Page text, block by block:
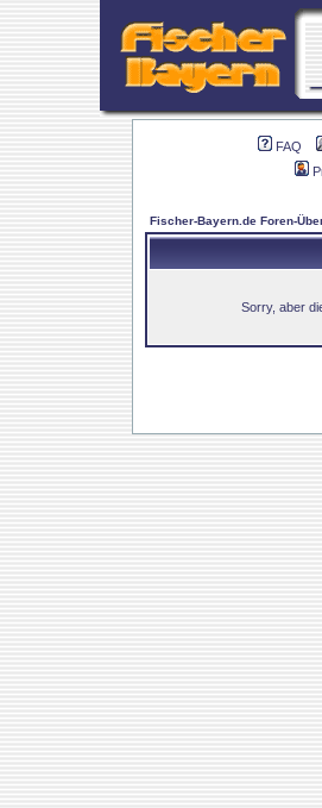
FAQ
Fischer-Bayern.de Foren-
Sorry, aber